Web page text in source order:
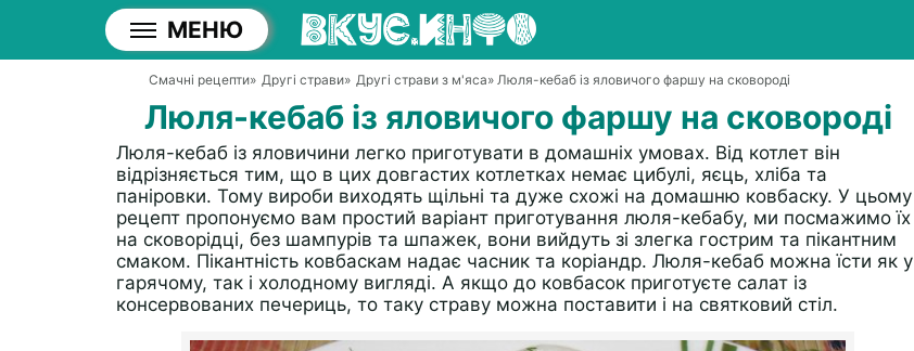
МЕНЮ
Смачні рецепти» Другі страви» Другі страви з м'яса» Люля-кебаб із яловичого фаршу на сковороді
Люля-кебаб із яловичого фаршу на сковороді
Люля-кебаб із яловичини легко приготувати в домашніх умовах. Від котлет він
відрізняється тим, що в цих довгастих котлетках немає цибулі, яєць, хліба та
паніровки. Тому вироби виходять щільні та дуже схожі на домашню ковбаску. У цьому
рецепт пропонуємо вам простий варіант приготування люля-кебабу, ми посмажимо їх
на сковорідці, без шампурів та шпажек, вони вийдуть зі злегка гострим та пікантним
смаком. Пікантність ковбаскам надає часник та коріандр. Люля-кебаб можна їсти як у
гарячому, так і холодному вигляді. А якщо до ковбасок приготуєте салат із
консервованих печериць, то таку страву можна поставити і на святковий стіл.